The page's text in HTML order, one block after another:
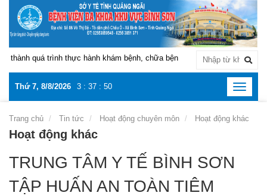
quá trình thực hành khám bệnh, chữa bệnh tại Bệnh viện Đa khoa khu
Thứ 7, 8/8/2026 3 : 37 : 51
Toggle
Trang chủ Tin tức Hoạt động chuyên môn Hoạt động khác
Hoạt động khác
TRUNG TÂM Y TẾ BÌNH SƠN
TẬP HUẤN AN TOÀN TIÊM